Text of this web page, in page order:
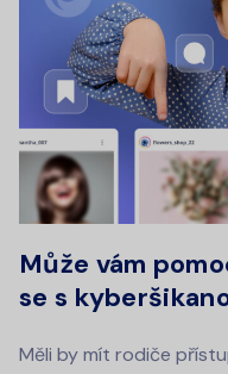
Může vám
se s
Měli by mít rodiče